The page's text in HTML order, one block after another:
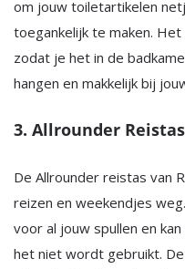
om jouw toiletartikelen
toegankelijk te maken.
zodat je het in de
hangen en makkelijk bij
3. Allrounder Reistas
De Allrounder reistas van
reizen en weekendjes
voor al jouw spullen en
het niet wordt gebruikt.